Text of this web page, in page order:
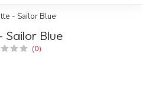
- Sailor Blue
Sailor Blue
(0)